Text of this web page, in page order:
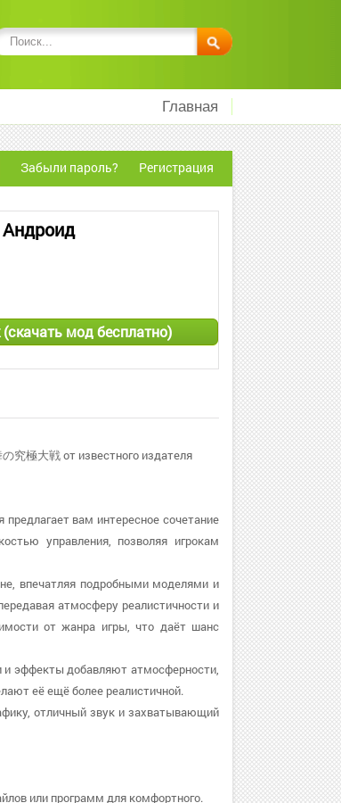
Главная
Забыли пароль? Регистрация
Андроид
мод бесплатно)
究極大戦 от известного издателя
вам интересное сочетание
управления, позволяя игрокам
впечатляя подробными моделями и
атмосферу реалистичности и
от жанра игры, что даёт шанс
эффекты добавляют атмосферности,
её ещё более реалистичной.
отличный звук и захватывающий
или программ для комфортного.